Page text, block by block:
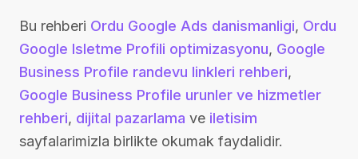
Bu rehberi Ordu Google Ads danismanligi, Ordu
Google Isletme Profili optimizasyonu, Google
Business Profile randevu linkleri rehberi,
Google Business Profile urunler ve hizmetler
rehberi, dijital pazarlama ve iletisim
sayfalarimizla birlikte okumak faydalidir.